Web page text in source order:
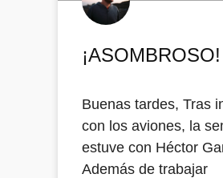
¡ASOMBROSO!
Buenas tardes, Tras
con los aviones, la
estuve con Héctor
Además de trabajar